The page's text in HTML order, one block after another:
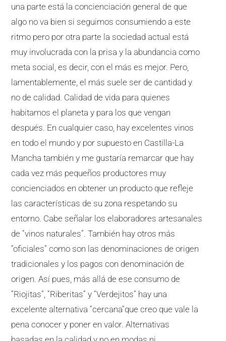
una parte está la concienciación general de que
algo no va bien si seguimos consumiendo a este
ritmo pero por otra parte la sociedad actual está
muy involucrada con la prisa y la abundancia como
meta social, es decir, con el más es mejor. Pero,
lamentablemente, el más suele ser de cantidad y
no de calidad. Calidad de vida para quienes
habitamos el planeta y para los que vengan
después. En cualquier caso, hay excelentes vinos
en todo el mundo y por supuesto en Castilla-La
Mancha también y me gustaría remarcar que hay
cada vez más pequeños productores muy
concienciados en obtener un producto que refleje
las características de su zona respetando su
entorno. Cabe señalar los elaboradores artesanales
de “vinos naturales”. También hay otros más
“oficiales” como son las denominaciones de origen
tradicionales y los pagos con denominación de
origen. Así pues, más allá de ese consumo de
“Riojitas”, “Riberitas” y “Verdejitos” hay una
excelente alternativa “cercana”que creo que vale la
pena conocer y poner en valor. Alternativas